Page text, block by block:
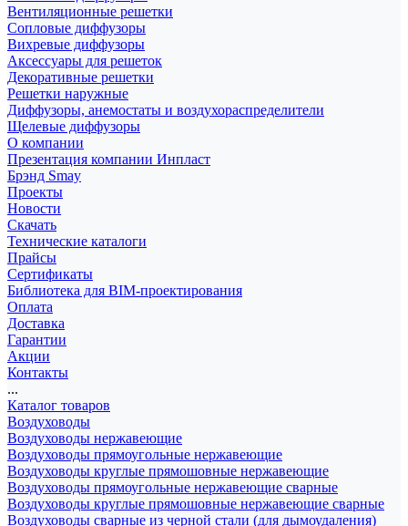
Вентиляционные решетки
Сопловые диффузоры
Вихревые диффузоры
Аксессуары для решеток
Декоративные решетки
Решетки наружные
Диффузоры, анемостаты и воздухораспределители
Щелевые диффузоры
О компании
Презентация компании Инпласт
Брэнд Smay
Проекты
Новости
Скачать
Технические каталоги
Прайсы
Сертификаты
Библиотека для BIM-проектирования
Оплата
Доставка
Гарантии
Акции
Контакты
...
Каталог товаров
Воздуховоды
Воздуховоды нержавеющие
Воздуховоды прямоугольные нержавеющие
Воздуховоды круглые прямошовные нержавеющие
Воздуховоды прямоугольные нержавеющие сварные
Воздуховоды круглые прямошовные нержавеющие сварные
Воздуховоды сварные из черной стали (для дымоудаления)